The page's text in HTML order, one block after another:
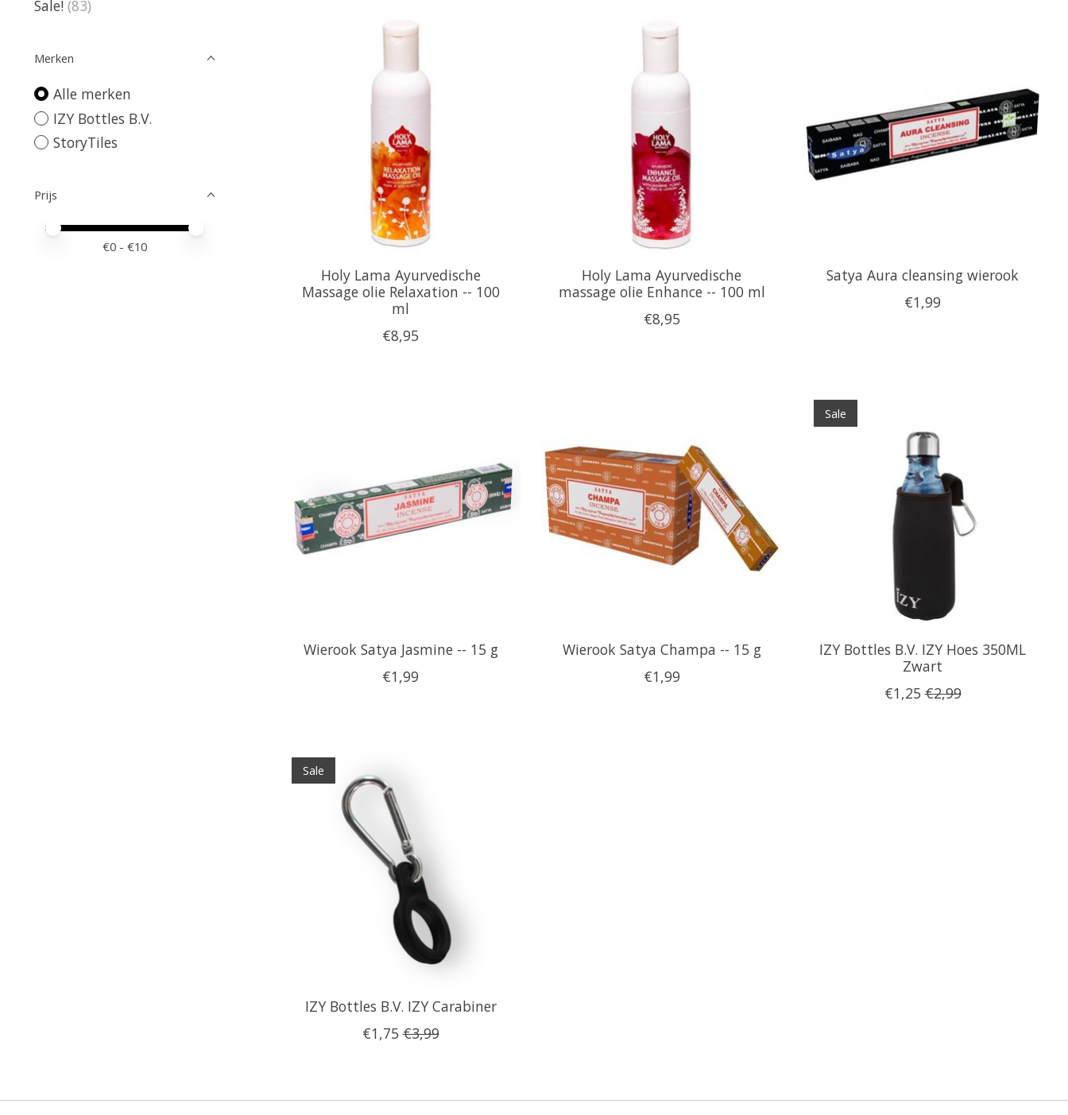
Sale! (83)
Merken
Alle merken
IZY Bottles B.V.
StoryTiles
Prijs
Minimale prijswaarde
Price maximum value
€0 - €10
Holy Lama Ayurvedische
Massage olie Relaxation -- 100
ml
€8,95
Holy Lama Ayurvedische
massage olie Enhance -- 100 ml
€8,95
Satya Aura cleansing wierook
€1,99
Wierook Satya Jasmine -- 15 g
€1,99
Wierook Satya Champa -- 15 g
€1,99
Sale
IZY Bottles B.V. IZY Hoes 350ML
Zwart
€1,25 €2,99
Sale
IZY Bottles B.V. IZY Carabiner
€1,75 €3,99